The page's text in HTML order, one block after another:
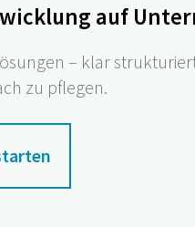
auf
– klar
zu pflegen.